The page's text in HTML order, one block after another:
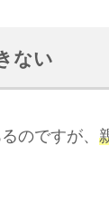
ない
のですが、